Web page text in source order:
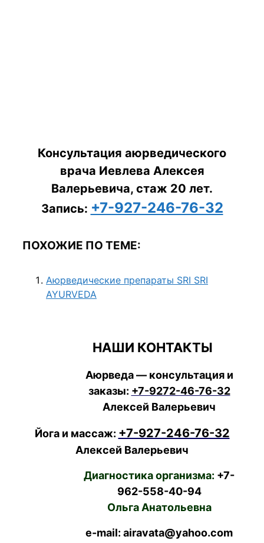
Консультация аюрведического
врача Иевлева Алексея
Валерьевича, стаж 20 лет.
Запись: +7-927-246-76-32
ПОХОЖИЕ ПО ТЕМЕ:
Аюрведические препараты SRI SRI
AYURVEDA
НАШИ КОНТАКТЫ
Аюрведа — консультация и
заказы: +7-9272-46-76-32
Алексей Валерьевич
Йога и массаж: +7-927-246-76-32
Алексей Валерьевич
Диагностика организма: +7-
962-558-40-94
Ольга Анатольевна
e-mail: airavata@yahoo.com